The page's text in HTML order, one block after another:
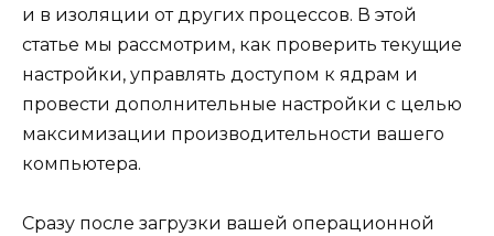
и в изоляции от других процессов. В этой
статье мы рассмотрим, как проверить текущие
настройки, управлять доступом к ядрам и
провести дополнительные настройки с целью
максимизации производительности вашего
компьютера.
Сразу после загрузки вашей операционной